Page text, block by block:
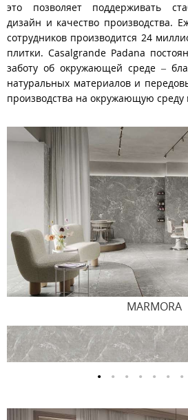
это позволяет поддерживать
дизайн и качество производства.
сотрудников производится 24
плитки. Casalgrande Padana
заботу об окружающей среде –
натуральных материалов и
производства на окружающую
MARMORA